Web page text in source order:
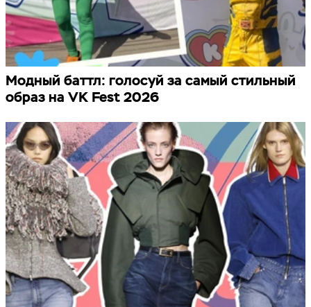
Модный баттл: голосуй за самый стильный
образ на VK Fest 2026